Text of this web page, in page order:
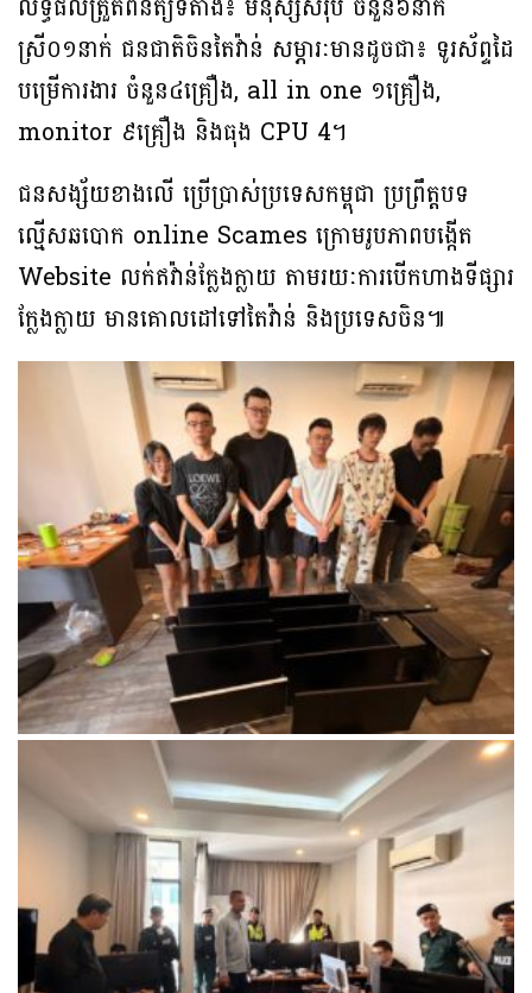
ស្រី០១នាក់ ជនជាតិចិនតៃវ៉ាន់ សម្ភារៈមានដូចជា៖ ទូរស័ព្ទដៃ
បម្រើការងារ ចំនួន៤គ្រឿង, all in one ១គ្រឿង,
monitor ៩គ្រឿង និងធុង CPU 4។
ជនសង្ស័យខាងលើ ប្រើប្រាស់ប្រទេសកម្ពុជា ប្រព្រឹត្តបទ
ល្មើសឆបោក online Scames ក្រោមរូបភាពបង្កើត
Website លក់ឥវ៉ាន់ក្លែងក្លាយ តាមរយៈការបើកហាងទីផ្សារ
ក្លែងក្លាយ មានគោលដៅទៅតៃវ៉ាន់ និងប្រទេសចិន៕